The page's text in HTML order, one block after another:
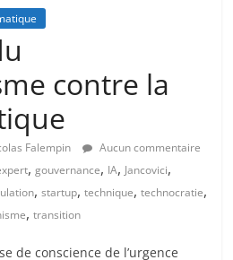
contre la
Falempin
Aucun commentaire
,gouvernance, IA, Jancovici,
,startup,technique,technocratie,
,transition
de conscience de l’urgence